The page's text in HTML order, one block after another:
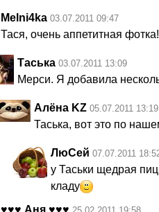
Melni4ka 03.07.2011 09:47
Тася, очень аппетитная
Таська 03.07.2011 13:09
Мерси. Я добавила
Алёна KZ 05.07.2011 13:19
Таська, вот это по
ЛюСей 07.07.2011
у Таськи щедрая
кладу
♥♥♥ Аня ♥♥♥